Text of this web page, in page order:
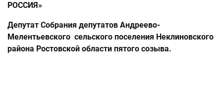
РОССИЯ»
Депутат Собрания депутатов Андреево-
Мелентьевского сельского поселения Неклиновского
района Ростовской области пятого созыва.